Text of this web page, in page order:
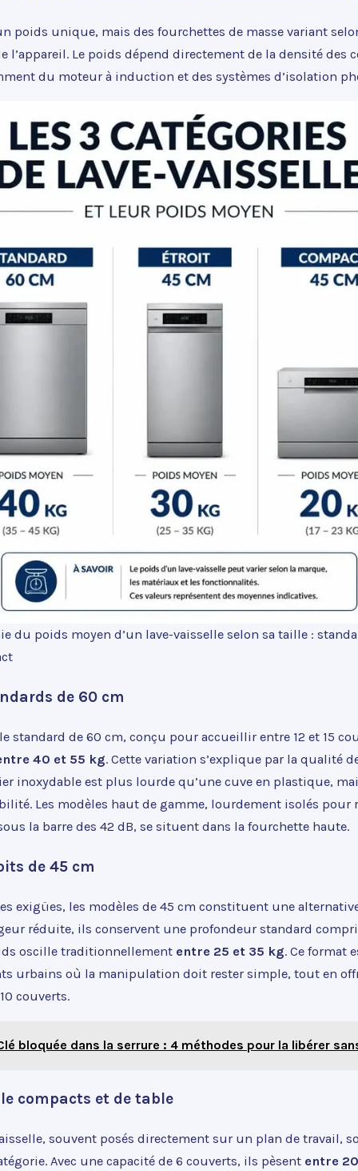
poids unique, mais des fourchettes de masse variant
l’appareil. Le poids dépend directement de la densité des
du moteur à induction et des systèmes d’isolation
du poids moyen d’un lave-vaisselle selon sa taille :
de 60 cm
standard de 60 cm, conçu pour accueillir entre 12 et 15
40 et 55 kg. Cette variation s’explique par la qualité
inoxydable est plus lourde qu’une cuve en plastique,
Les modèles haut de gamme, lourdement isolés pour
la barre des 42 dB, se situent dans la fourchette haute.
de 45 cm
exigües, les modèles de 45 cm constituent une
réduite, ils conservent une profondeur standard
oscille traditionnellement entre 25 et 35 kg. Ce format
urbains où la manipulation doit rester simple, tout en
couverts.
bloquée dans la serrure : 4 méthodes pour la libérer
compacts et de table
souvent posés directement sur un plan de travail,
Avec une capacité de 6 couverts, ils pèsent entre